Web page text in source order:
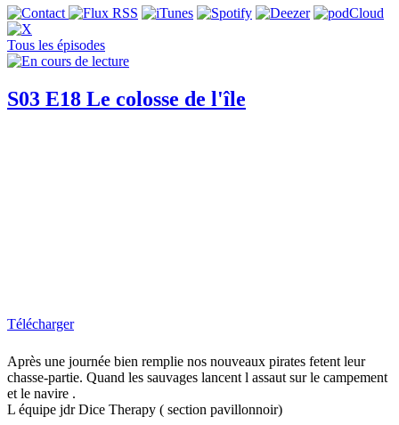
Tous les épisodes
S03 E18 Le colosse de l'île
Télécharger
Après une journée bien remplie nos nouveaux pirates fetent leur
chasse-partie. Quand les sauvages lancent l assaut sur le campement
et le navire .
L équipe jdr Dice Therapy ( section pavillonnoir)